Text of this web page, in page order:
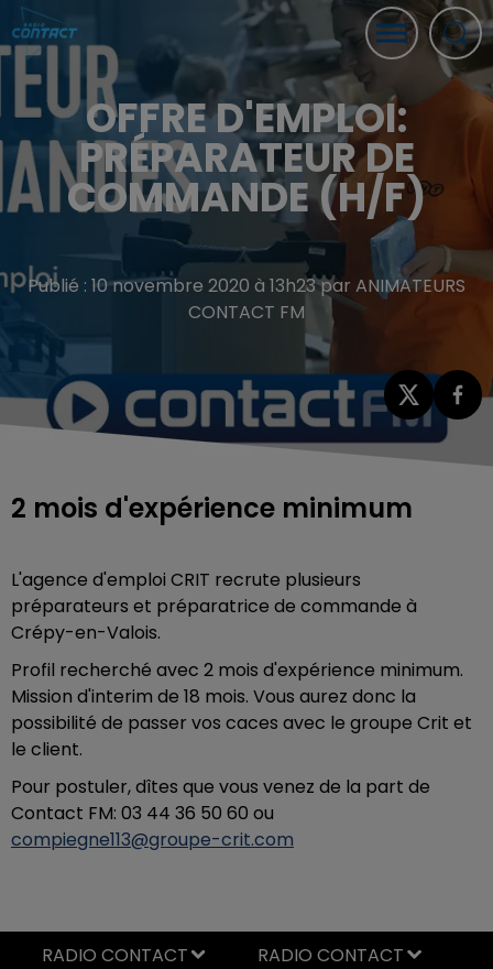
OFFRE D'EMPLOI:
PRÉPARATEUR DE
COMMANDE (H/F)
Publié : 10 novembre 2020 à 13h23 par ANIMATEURS
CONTACT FM
2 mois d'expérience minimum
L'agence d'emploi CRIT recrute plusieurs
préparateurs et préparatrice de commande à
Crépy-en-Valois.
Profil recherché avec 2 mois d'expérience minimum.
Mission d'interim de 18 mois. Vous aurez donc la
possibilité de passer vos caces avec le groupe Crit et
le client.
Pour postuler, dîtes que vous venez de la part de
Contact FM: 03 44 36 50 60 ou
compiegne113@groupe-crit.com
RADIO CONTACT